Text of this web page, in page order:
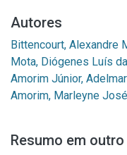
Autores
Bittencourt, Alexandre
Mota, Diógenes Luís da
Amorim Júnior,
Amorim, Marleyne
Resumo em